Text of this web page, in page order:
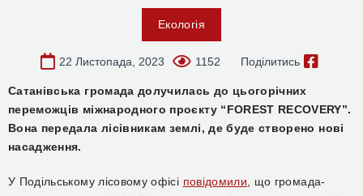
Екологія
22 Листопада, 2023 1152 Поділитись
Сатанівська громада долучилась до цьогорічних
переможців міжнародного проєкту “FOREST RECOVERY”.
Вона передала лісівникам землі, де буде створено нові
насадження.
У Подільському лісовому офісі повідомили , що громада-